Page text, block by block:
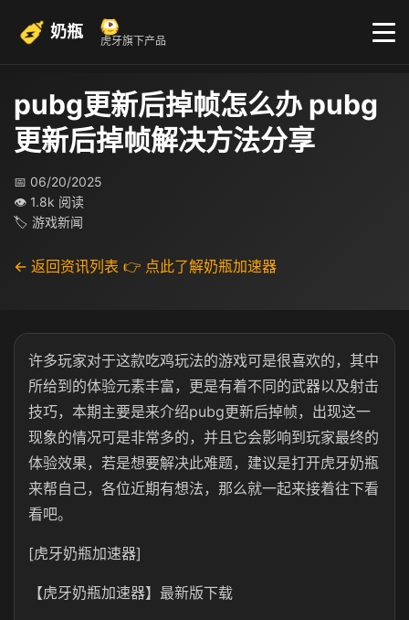
奶瓶 虎牙旗下产品
pubg更新后掉帧怎么办 pubg
更新后掉帧解决方法分享
📅 06/20/2025
👁 1.8k 阅读
🏷 游戏新闻
← 返回资讯列表 👉 点此了解奶瓶加速器
许多玩家对于这款吃鸡玩法的游戏可是很喜欢的，其中
所给到的体验元素丰富，更是有着不同的武器以及射击
技巧，本期主要是来介绍pubg更新后掉帧，出现这一
现象的情况可是非常多的，并且它会影响到玩家最终的
体验效果，若是想要解决此难题，建议是打开虎牙奶瓶
来帮自己，各位近期有想法，那么就一起来接着往下看
看吧。
[虎牙奶瓶加速器]
【虎牙奶瓶加速器】最新版下载